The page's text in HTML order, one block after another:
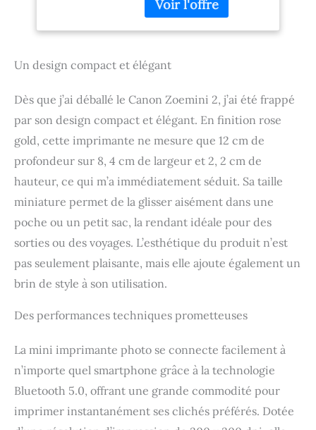
design si compact qu'elle
tient dans votre poche.
Transformez
n'importe quel moment
sur du papier adhésif,
prêt à être admiré
partout où la vie vous
emmène. UNE
CONNECTIVITÉ
IMPECCABLE : reliez
votre mini imprimante
instantanément à
smartphone à l'aide de la
fonction Bluetooth 5.0
pour des impressions
sans effort et sans câble,
où que vos aventures
ENCRE ET EN COULEUR
impression écologique
grâce à la technologie
ZINK qui permet
d'obtenir des photos aux
couleurs vibrantes sans
le tracas lié au
Un design compact et élégant
Dès que j’ai déballé le Canon Zoemini 2, j’ai été frappé
par son design compact et élégant. En finition rose
gold, cette imprimante ne mesure que 12 cm de
profondeur sur 8, 4 cm de largeur et 2, 2 cm de
hauteur, ce qui m’a immédiatement séduit. Sa taille
miniature permet de la glisser aisément dans une
poche ou un petit sac, la rendant idéale pour des
sorties ou des voyages. L’esthétique du produit n’est
pas seulement plaisante, mais elle ajoute également un
brin de style à son utilisation.
Des performances techniques prometteuses
La mini imprimante photo se connecte facilement à
n’importe quel smartphone grâce à la technologie
Bluetooth 5.0, offrant une grande commodité pour
imprimer instantanément ses clichés préférés. Dotée